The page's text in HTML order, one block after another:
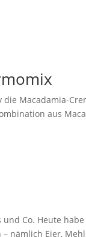
Macadamia-
aus
Co. Heute
nämlich Eier,